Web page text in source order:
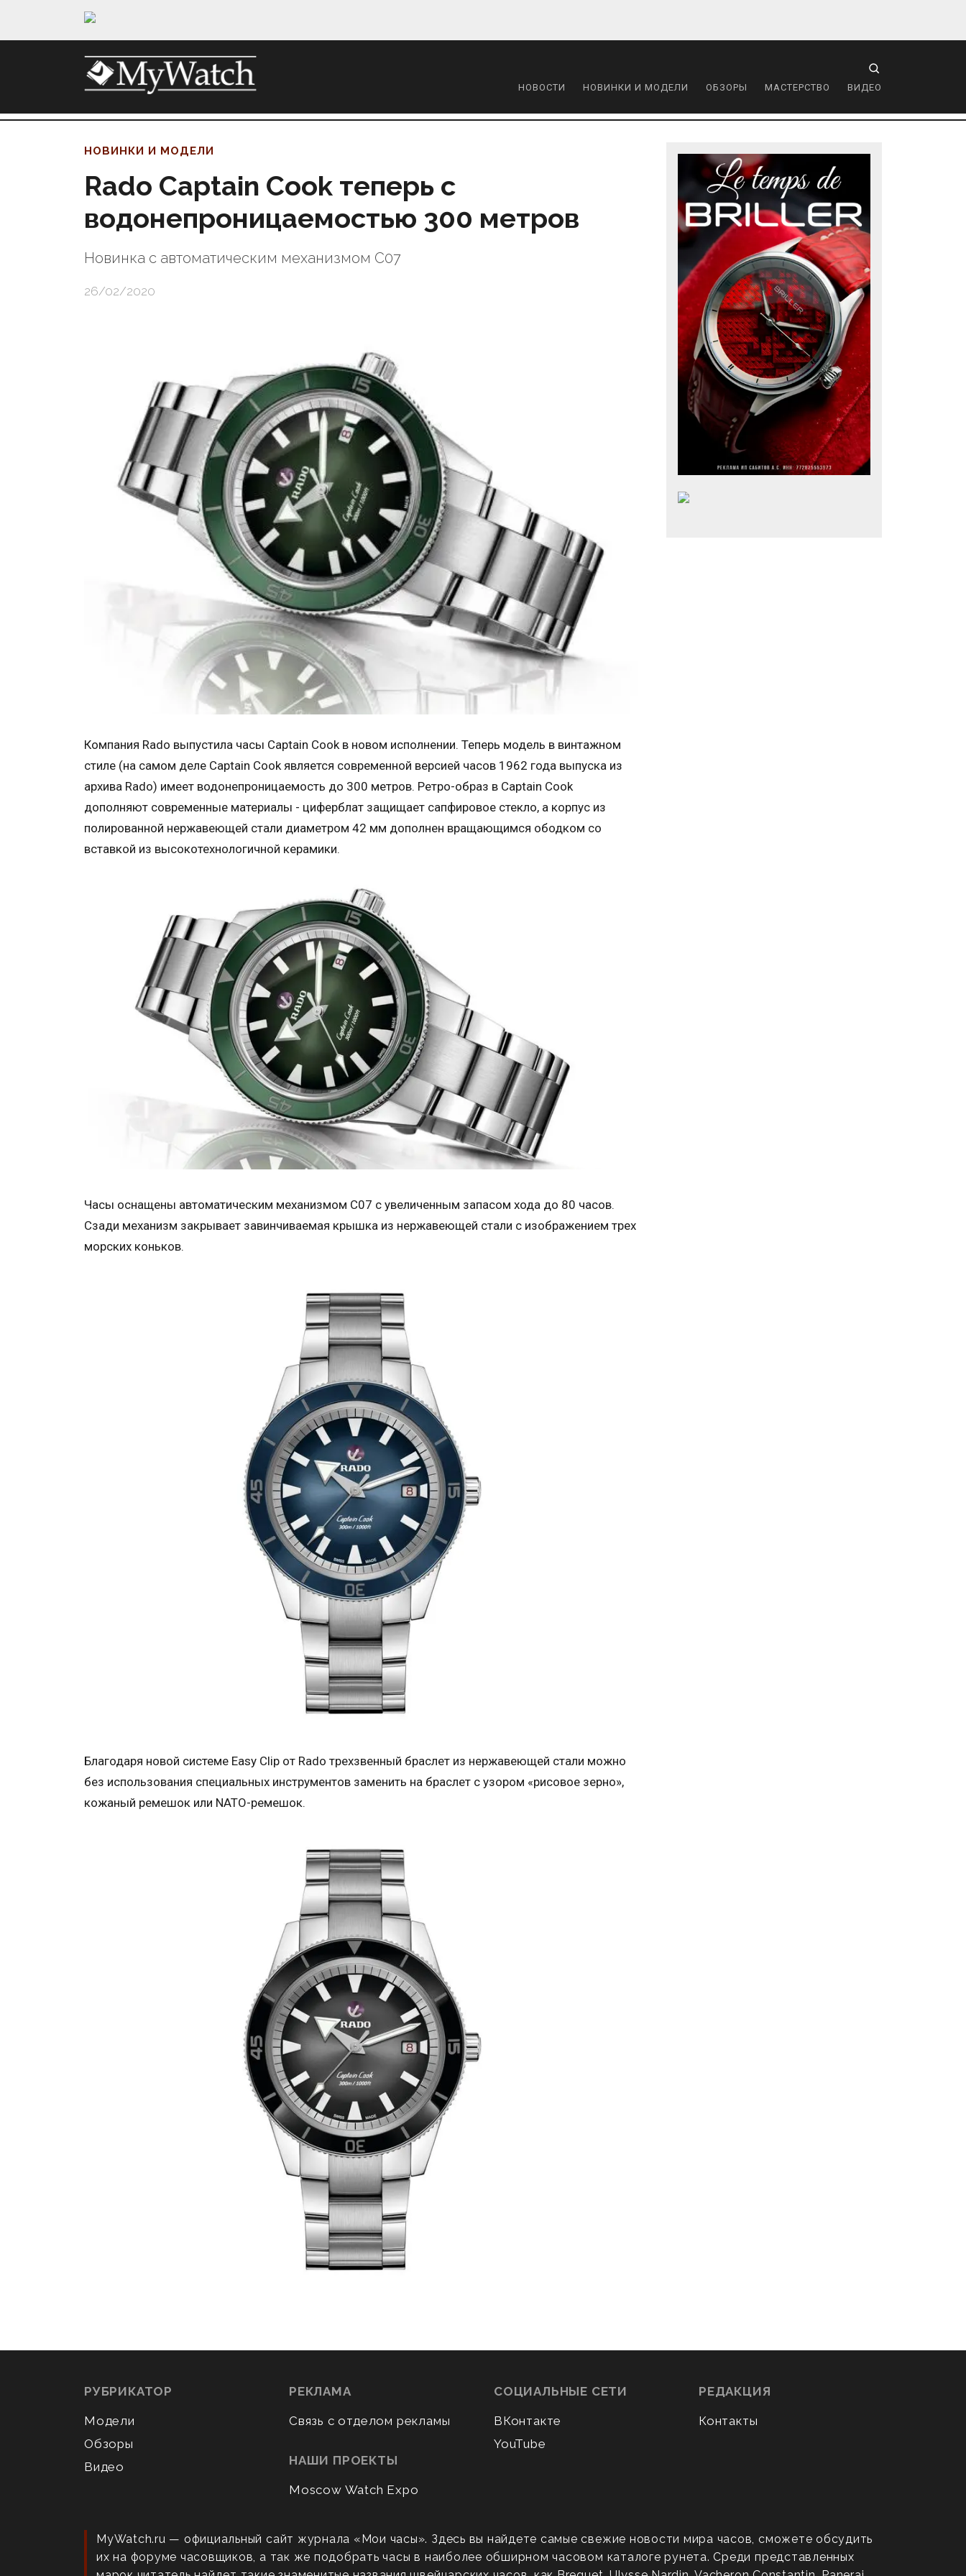
НОВОСТИ НОВИНКИ И МОДЕЛИ ОБЗОРЫ МАСТЕРСТВО ВИДЕО
НОВИНКИ И МОДЕЛИ
Rado Captain Cook теперь с
водонепроницаемостью 300 метров
Новинка с автоматическим механизмом C07
26/02/2020
Компания Rado выпустила часы Captain Cook в новом исполнении. Теперь модель в винтажном
стиле (на самом деле Captain Cook является современной версией часов 1962 года выпуска из
архива Rado) имеет водонепроницаемость до 300 метров. Ретро-образ в Captain Cook
дополняют современные материалы - циферблат защищает сапфировое стекло, а корпус из
полированной нержавеющей стали диаметром 42 мм дополнен вращающимся ободком со
вставкой из высокотехнологичной керамики.
Часы оснащены автоматическим механизмом C07 с увеличенным запасом хода до 80 часов.
Сзади механизм закрывает завинчиваемая крышка из нержавеющей стали с изображением трех
морских коньков.
Благодаря новой системе Easy Clip от Rado трехзвенный браслет из нержавеющей стали можно
без использования специальных инструментов заменить на браслет с узором «рисовое зерно»,
кожаный ремешок или NATO-ремешок.
РУБРИКАТОР
Модели
Обзоры
Видео
РЕКЛАМА
Связь с отделом рекламы
НАШИ ПРОЕКТЫ
Moscow Watch Expo
СОЦИАЛЬНЫЕ СЕТИ
ВКонтакте
YouTube
РЕДАКЦИЯ
Контакты
MyWatch.ru — официальный сайт журнала «Мои часы». Здесь вы найдете самые свежие новости мира часов, сможете обсудить
их на форуме часовщиков, а так же подобрать часы в наиболее обширном часовом каталоге рунета. Среди представленных